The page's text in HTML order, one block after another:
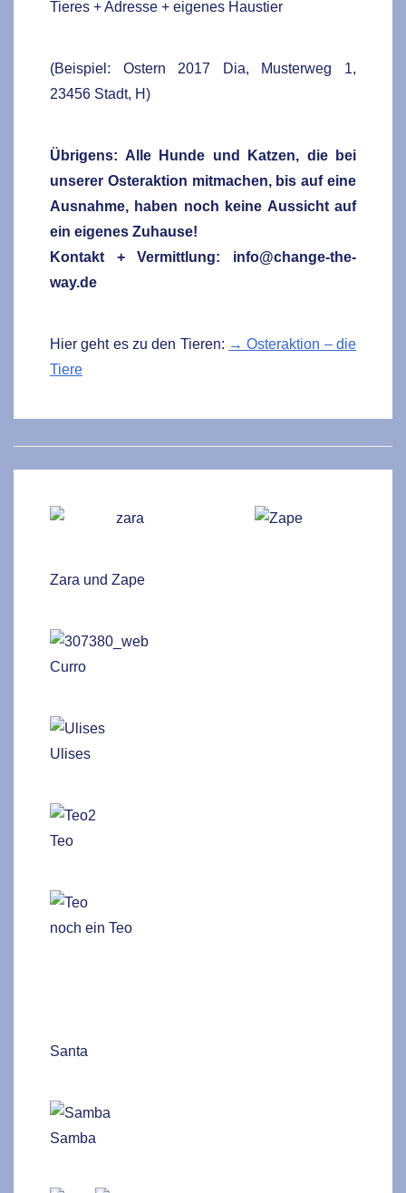
Tieres + Adresse + eigenes Haustier
(Beispiel: Ostern 2017 Dia, Musterweg 1,
23456 Stadt, H)
Übrigens: Alle Hunde und Katzen, die bei
unserer Osteraktion mitmachen, bis auf eine
Ausnahme, haben noch keine Aussicht auf
ein eigenes Zuhause!
Kontakt + Vermittlung: info@change-the-
way.de
Hier geht es zu den Tieren: → Osteraktion – die
Tiere
Zara und Zape
Curro
Ulises
Teo
noch ein Teo
Santa
Samba